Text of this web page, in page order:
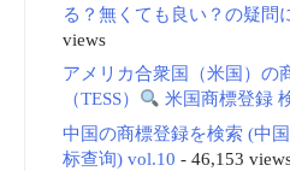
る？無くても良い？の疑問
views
アメリカ合衆国（米国）の
（TESS）
米国商標登録
中国の商標登録を検索 (中
标查询) vol.10 - 46,153